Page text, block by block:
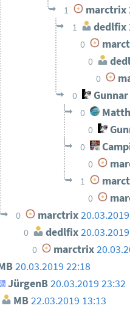
1 marctrix
1 dedlfix
0
0
0
0
0
0
0
0
1
0
0 marctrix
0 dedlfix
0 marctrix
20.03.2019 22:18
JürgenB20.03.2019 23:32
MB22.03.2019 13:13